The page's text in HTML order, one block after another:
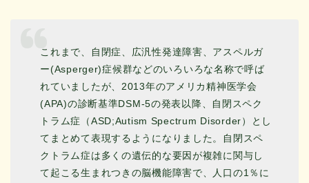
これまで、自閉症、広汎性発達障害、アスペルガ
ー(Asperger)症候群などのいろいろな名称で呼ば
れていましたが、2013年のアメリカ精神医学会
(APA)の診断基準DSM-5の発表以降、自閉スペク
トラム症（ASD;Autism Spectrum Disorder）とし
てまとめて表現するようになりました。自閉スペ
クトラム症は多くの遺伝的な要因が複雑に関与し
て起こる生まれつきの脳機能障害で、人口の1％に